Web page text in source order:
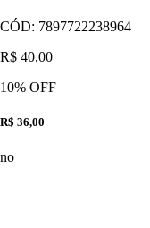
CÓD: 7897722238964
R$ 40,00
10% OFF
R$ 36,00
no